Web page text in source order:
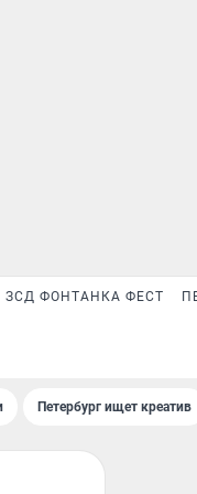
ЗСД ФОНТАНКА ФЕСТ
Петербург ищет креатив